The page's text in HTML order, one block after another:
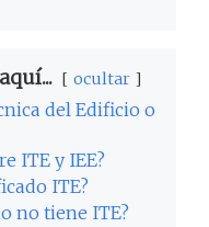
ocultar
del Edificio o
ITE y IEE?
ITE?
no tiene ITE?